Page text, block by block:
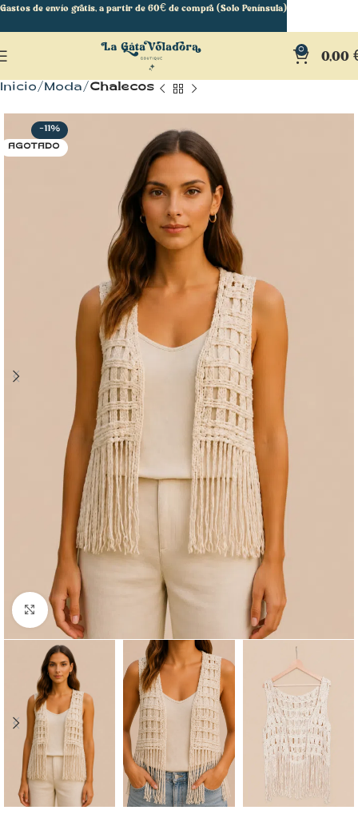
0 0,00
Inicio Moda Chalecos
-11%
AGOTADO
Click to enlarge
Gastos de envío gratis, a partir de 60€ de compra (Solo Península)